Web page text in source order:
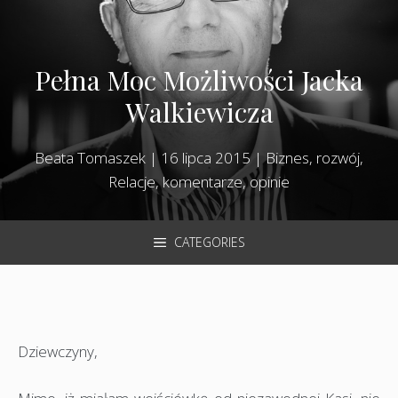
Pełna Moc Możliwości Jacka
Walkiewicza
Beata Tomaszek |16 lipca 2015|Biznes, rozwój,
Relacje, komentarze, opinie
CATEGORIES
Dziewczyny,